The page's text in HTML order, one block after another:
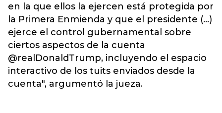
en la que ellos la ejercen está protegida por
la Primera Enmienda y que el presidente (...)
ejerce el control gubernamental sobre
ciertos aspectos de la cuenta
@realDonaldTrump, incluyendo el espacio
interactivo de los tuits enviados desde la
cuenta", argumentó la jueza.